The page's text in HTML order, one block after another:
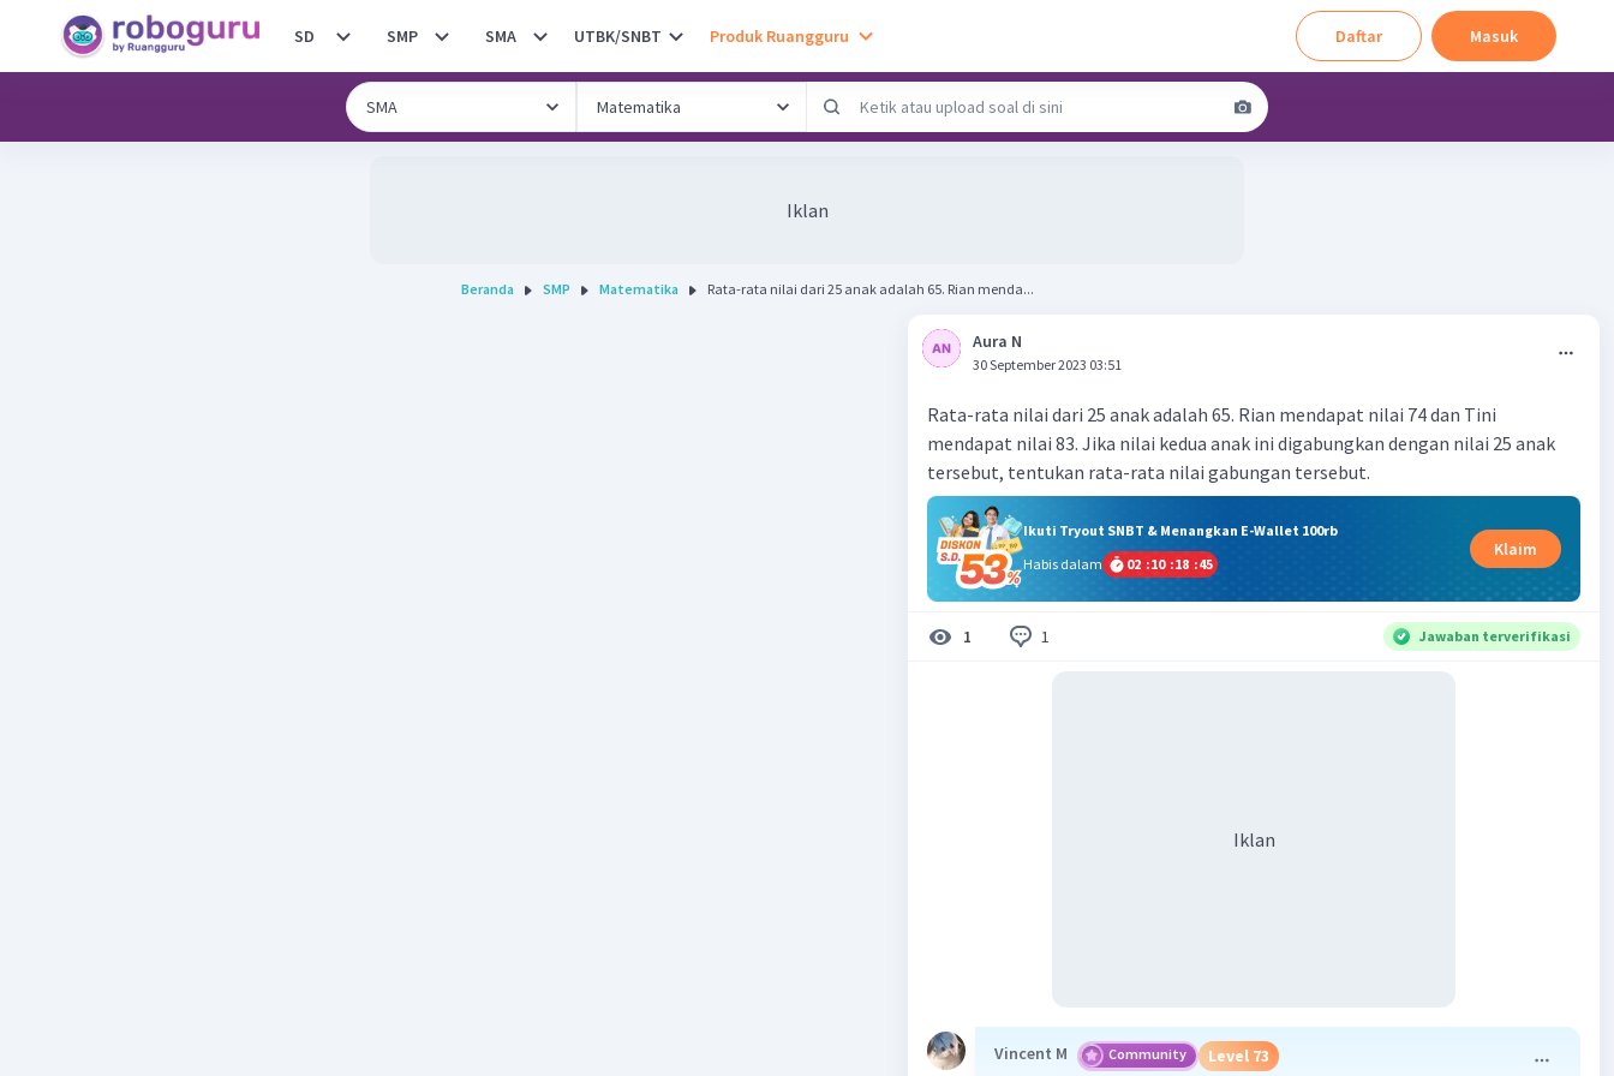
SD SMP SMA UTBK/SNBT Produk Ruangguru Daftar Masuk
Iklan
Beranda SMP Matematika Rata-rata nilai dari 25 anak adalah 65. Rian menda...
Aura N
30 September 2023 03:51
Rata-rata nilai dari 25 anak adalah 65. Rian mendapat nilai 74 dan Tini
mendapat nilai 83. Jika nilai kedua anak ini digabungkan dengan nilai 25 anak
tersebut, tentukan rata-rata nilai gabungan tersebut.
Ikuti Tryout SNBT & Menangkan E-Wallet 100rb
Habis dalam
02 :10 :18 :45
Klaim
1 1 Jawaban terverifikasi
Iklan
Vincent M Community Level 73